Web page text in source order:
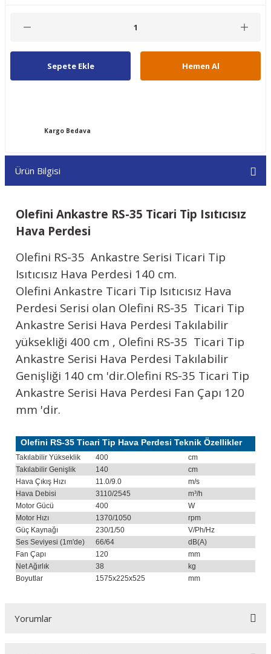
Sepete Ekle Hemen Al
Kargo Bedava
Ürün Bilgisi
Olefini Ankastre RS-35 Ticari Tip Isıtıcısız
Hava Perdesi
Olefini RS-35 Ankastre Serisi Ticari Tip
Isıtıcısız Hava Perdesi 140 cm.
Olefini Ankastre Ticari Tip Isıtıcısız Hava
Perdesi Serisi olan Olefini RS-35 Ticari Tip
Ankastre Serisi Hava Perdesi Takılabilir
yüksekliği 400 cm , Olefini RS-35 Ticari Tip
Ankastre Serisi Hava Perdesi Takılabilir
Genişliği 140 cm 'dir.Olefini RS-35 Ticari Tip
Ankastre Serisi Hava Perdesi Fan Çapı 120
mm 'dir.
Olefini RS-35 Ticari Tip Hava Perdesi Teknik Özellikler
Takılabilir Yükseklik 400
cm
Takılabilir Genişlik
140
cm
Hava Çıkış Hızı
11.0/9.0
m/s
Hava Debisi
3110/2545
m³/h
Motor Gücü
400
W
Motor Hızı
1370/1050
rpm
Güç Kaynağı
230/1/50
V/Ph/Hz
Ses Seviyesi (1m'de)
66/64
dB(A)
Fan Çapı
120
mm
Net Ağırlık
38
kg
Boyutlar
1575x225x525 mm
Yorumlar